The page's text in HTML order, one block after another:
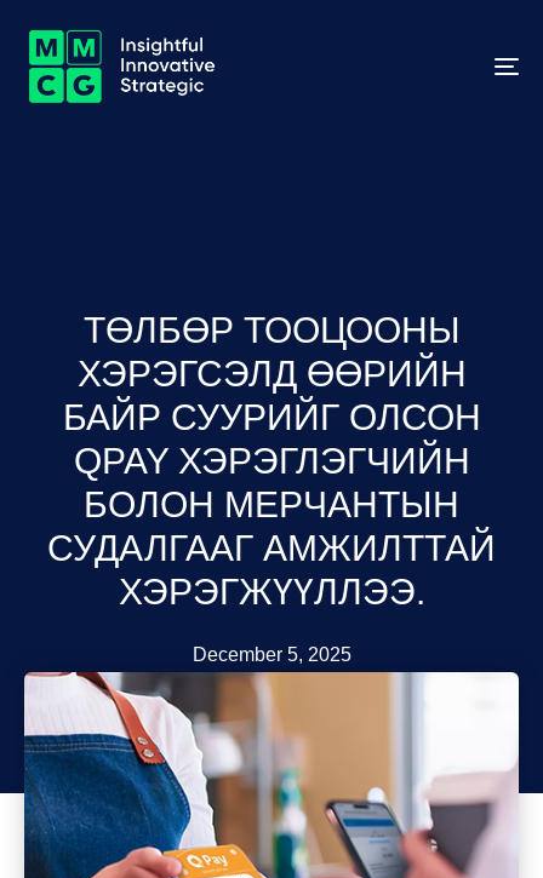
ТӨЛБӨР ТООЦООНЫ
ХЭРЭГСЭЛД ӨӨРИЙН
БАЙР СУУРИЙГ ОЛСОН
QPAY ХЭРЭГЛЭГЧИЙН
БОЛОН МЕРЧАНТЫН
СУДАЛГААГ АМЖИЛТТАЙ
ХЭРЭГЖҮҮЛЛЭЭ.
December 5, 2025